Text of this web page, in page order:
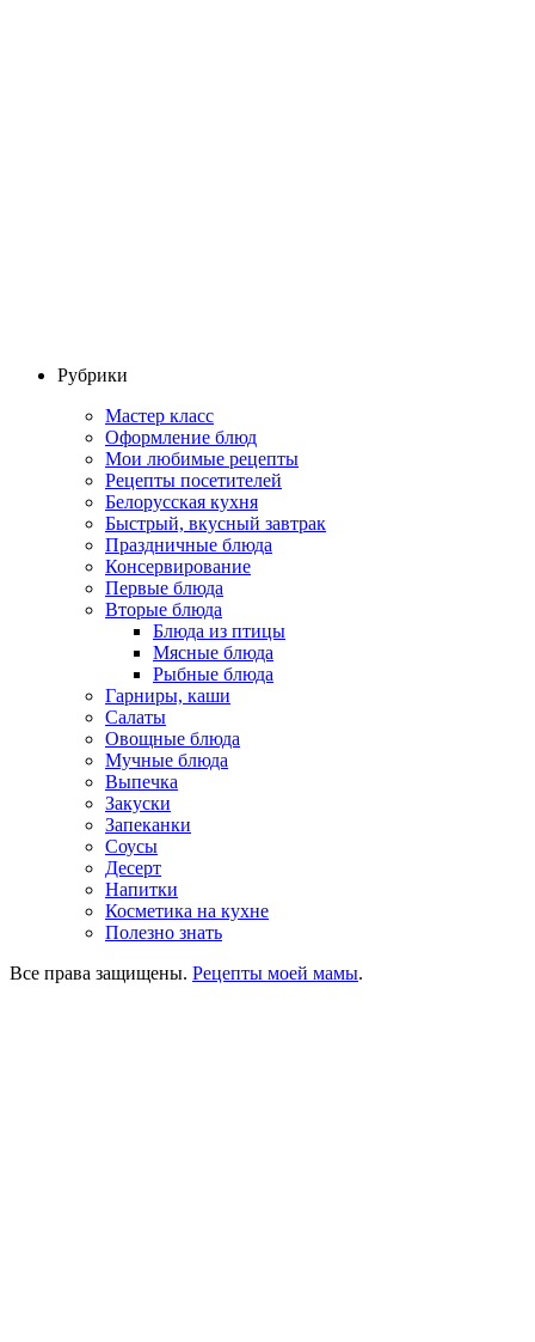
Рубрики
Мастер класс
Оформление блюд
Мои любимые рецепты
Рецепты посетителей
Белорусская кухня
Быстрый, вкусный завтрак
Праздничные блюда
Консервирование
Первые блюда
Вторые блюда
Блюда из птицы
Мясные блюда
Рыбные блюда
Гарниры, каши
Салаты
Овощные блюда
Мучные блюда
Выпечка
Закуски
Запеканки
Соусы
Десерт
Напитки
Косметика на кухне
Полезно знать
Все права защищены. Рецепты моей мамы.